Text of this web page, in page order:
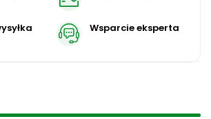
Wsparcie eksperta